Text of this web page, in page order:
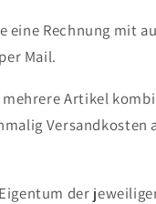
eine Rechnung mit
Mail.
Artikel
Versandkosten
der